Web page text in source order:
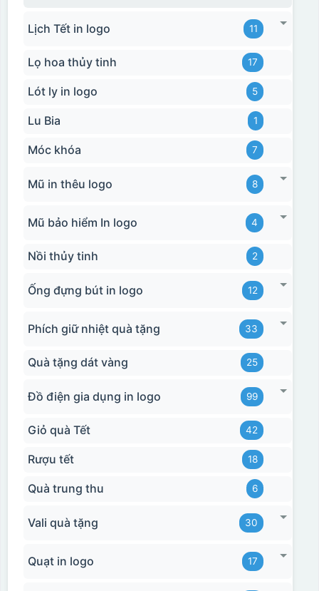
Lịch Tết in logo 11
Lọ hoa thủy tinh 17
Lót ly in logo 5
Lu Bia 1
Móc khóa 7
Mũ in thêu logo 8
Mũ bảo hiểm In logo 4
Nồi thủy tinh 2
Ống đựng bút in logo 12
Phích giữ nhiệt quà tặng 33
Quà tặng dát vàng 25
Đồ điện gia dụng in logo 99
Giỏ quà Tết 42
Rượu tết 18
Quà trung thu 6
Vali quà tặng 30
Quạt in logo 17